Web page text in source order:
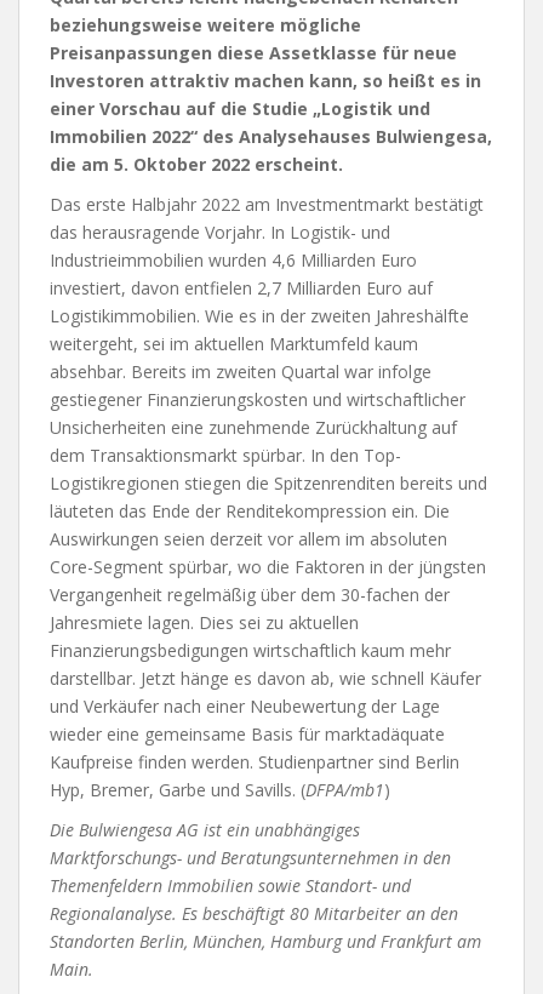
beziehungsweise weitere mögliche
Preisanpassungen diese Assetklasse für neue
Investoren attraktiv machen kann, so heißt es in
einer Vorschau auf die Studie „Logistik und
Immobilien 2022“ des Analysehauses Bulwiengesa,
die am 5. Oktober 2022 erscheint.
Das erste Halbjahr 2022 am Investmentmarkt bestätigt
das herausragende Vorjahr. In Logistik- und
Industrieimmobilien wurden 4,6 Milliarden Euro
investiert, davon entfielen 2,7 Milliarden Euro auf
Logistikimmobilien. Wie es in der zweiten Jahreshälfte
weitergeht, sei im aktuellen Marktumfeld kaum
absehbar. Bereits im zweiten Quartal war infolge
gestiegener Finanzierungskosten und wirtschaftlicher
Unsicherheiten eine zunehmende Zurückhaltung auf
dem Transaktionsmarkt spürbar. In den Top-
Logistikregionen stiegen die Spitzenrenditen bereits und
läuteten das Ende der Renditekompression ein. Die
Auswirkungen seien derzeit vor allem im absoluten
Core-Segment spürbar, wo die Faktoren in der jüngsten
Vergangenheit regelmäßig über dem 30-fachen der
Jahresmiete lagen. Dies sei zu aktuellen
Finanzierungsbedigungen wirtschaftlich kaum mehr
darstellbar. Jetzt hänge es davon ab, wie schnell Käufer
und Verkäufer nach einer Neubewertung der Lage
wieder eine gemeinsame Basis für marktadäquate
Kaufpreise finden werden. Studienpartner sind Berlin
Hyp, Bremer, Garbe und Savills. (DFPA/mb1)
Die Bulwiengesa AG ist ein unabhängiges
Marktforschungs- und Beratungsunternehmen in den
Themenfeldern Immobilien sowie Standort- und
Regionalanalyse. Es beschäftigt 80 Mitarbeiter an den
Standorten Berlin, München, Hamburg und Frankfurt am
Main.